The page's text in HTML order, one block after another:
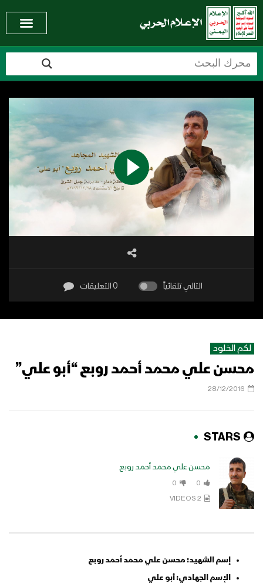
التالي تلقائياً 0 التعليقات
لكم الخلود
محسن علي محمد أحمد روبع “أبو علي”
28/12/2016
STARS
محسن علي محمد أحمد روبع
0
0
2 VIDEOS
إسم الشهيد: محسن علي محمد أحمد روبع
الإسم الجهادي: أبو علي